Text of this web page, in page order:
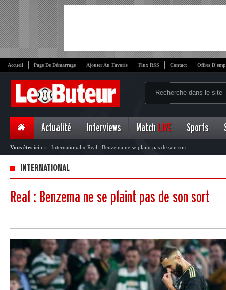
Accueil Page De Démarrage Ajouter Au Favoris Flux RSS Contact Offres
Actualité Interviews Match LIVE Sports
Vous êtes ici : » International » Real : Benzema ne se plaint pas de son sort
INTERNATIONAL
Real : Benzema ne se plaint pas de son sort